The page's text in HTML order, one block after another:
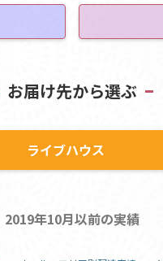
お届け先から選ぶ
ライブハウス
2019年10月以前の実績